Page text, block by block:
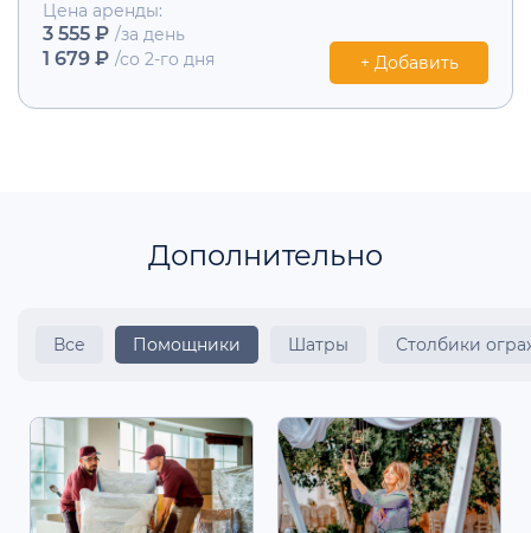
Цена аренды:
3 555 ₽ /за день
1 679 ₽ /со 2-го дня + Добавить
Дополнительно
Все Помощники Шатры Столбики